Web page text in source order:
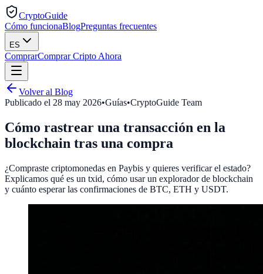
CryptoGuide
Cómo funcionaBlogPreguntas frecuentes
ES
ComprarComprar Cripto Ahora
Volver al Blog
Publicado el 28 may 2026•Guías•CryptoGuide Team
Cómo rastrear una transacción en la
blockchain tras una compra
¿Compraste criptomonedas en Paybis y quieres verificar el estado?
Explicamos qué es un txid, cómo usar un explorador de blockchain
y cuánto esperar las confirmaciones de BTC, ETH y USDT.